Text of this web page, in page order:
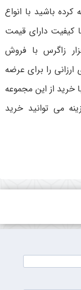
کرده باشید با انواع
کیفیت دارای قیمت
زاگرس با فروش
را برای عرضه
خرید از این مجموعه
می ‌توانید خرید